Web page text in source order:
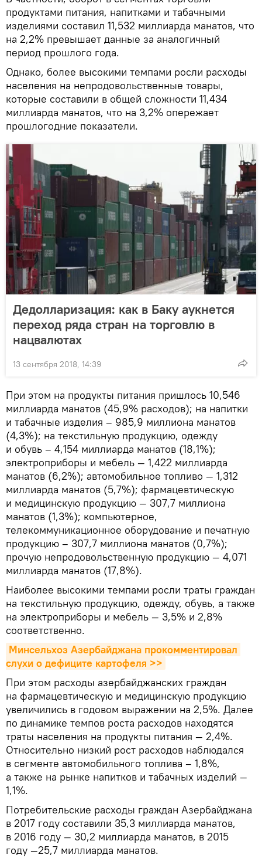
продуктами питания, напитками и табачными
изделиями составил 11,532 миллиарда манатов, что
на 2,2% превышает данные за аналогичный
период прошлого года.
Однако, более высокими темпами росли расходы
населения на непродовольственные товары,
которые составили в общей сложности 11,434
миллиарда манатов, что на 3,2% опережает
прошлогодние показатели.
Дедолларизация: как в Баку аукнется
переход ряда стран на торговлю в
нацвалютах
13 сентября 2018, 14:39
При этом на продукты питания пришлось 10,546
миллиарда манатов (45,9% расходов); на напитки
и табачные изделия – 985,9 миллиона манатов
(4,3%); на текстильную продукцию, одежду
и обувь – 4,154 миллиарда манатов (18,1%);
электроприборы и мебель — 1,422 миллиарда
манатов (6,2%); автомобильное топливо — 1,312
миллиарда манатов (5,7%); фармацевтическую
и медицинскую продукцию — 307,7 миллиона
манатов (1,3%); компьютерное,
телекоммуникационное оборудование и печатную
продукцию – 307,7 миллиона манатов (0,7%);
прочую непродовольственную продукцию — 4,071
миллиарда манатов (17,8%).
Наиболее высокими темпами росли траты граждан
на текстильную продукцию, одежду, обувь, а также
на электроприборы и мебель — 3,5% и 2,8%
соответственно.
Минсельхоз Азербайджана прокомментировал
слухи о дефиците картофеля >>
При этом расходы азербайджанских граждан
на фармацевтическую и медицинскую продукцию
увеличились в годовом выражении на 2,5%. Далее
по динамике темпов роста расходов находятся
траты населения на продукты питания — 2,4%.
Относительно низкий рост расходов наблюдался
в сегменте автомобильного топлива – 1,8%,
а также на рынке напитков и табачных изделий —
1,1%.
Потребительские расходы граждан Азербайджана
в 2017 году составили 35,3 миллиарда манатов,
в 2016 году — 30,2 миллиарда манатов, в 2015
году —25,7 миллиарда манатов.